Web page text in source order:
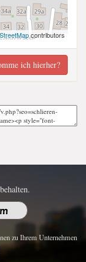
contributors
ich hierher?
zu Ihrem Unternehmen